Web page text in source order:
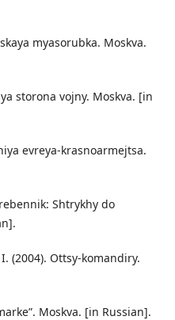
myasorubka. Moskva.
storona vojny. Moskva. [in
evreya-krasnoarmejtsa.
Shtrykhy do
(2004). Ottsy-komandiry.
Moskva. [in Russian].